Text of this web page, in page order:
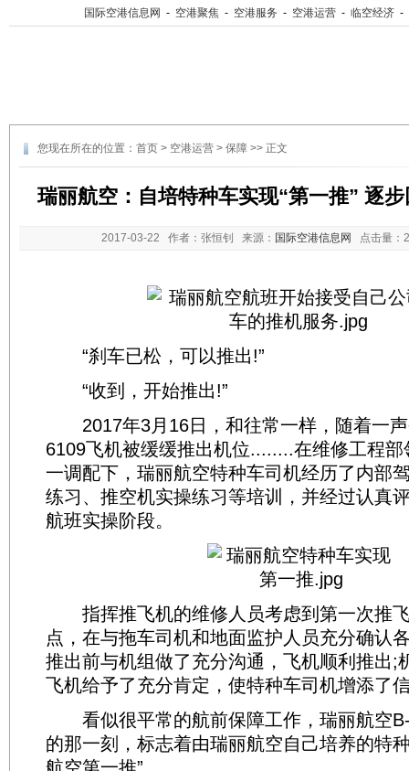
国际空港信息网 - 空港聚焦 - 空港服务 - 空港运营 - 临空经济 -
您现在所在的位置： 首页 > 空港运营 > 保障 >> 正文
瑞丽航空：自培特种车实现“第一推” 逐
2017-03-22 作者：张恒钊 来源： 国际空港信息网 点击量：
“刹车已松，可以推出!”
“收到，开始推出!”
2017年3月16日，和往常一样，随着一声
6109飞机被缓缓推出机位........在维修工程
一调配下，瑞丽航空特种车司机经历了内部
练习、推空机实操练习等培训，并经过认真
航班实操阶段。
指挥推飞机的维修人员考虑到第一次推
点，在与拖车司机和地面监护人员充分确认
推出前与机组做了充分沟通，飞机顺利推出;
飞机给予了充分肯定，使特种车司机增添了
看似很平常的航前保障工作，瑞丽航空
的那一刻，标志着由瑞丽航空自己培养的特